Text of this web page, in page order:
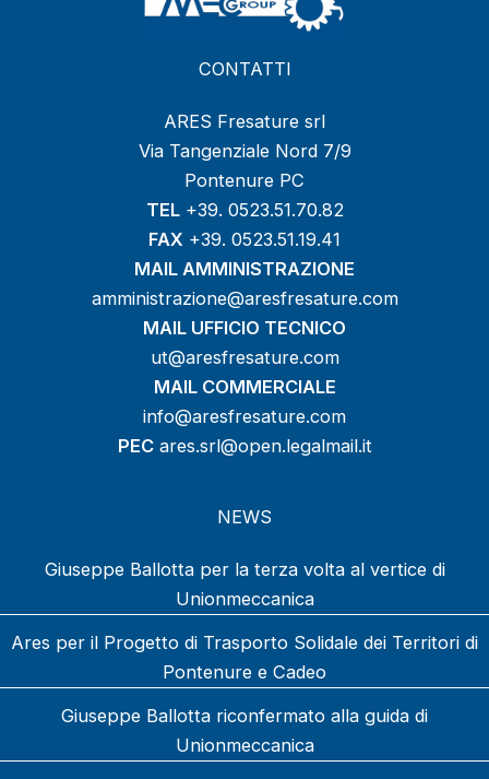
CONTATTI
ARES Fresature srl
Via Tangenziale Nord 7/9
Pontenure PC
TEL+39. 0523.51.70.82
FAX +39. 0523.51.19.41
MAIL AMMINISTRAZIONE
amministrazione@aresfresature.com
MAIL UFFICIO TECNICO
ut@aresfresature.com
MAIL COMMERCIALE
info@aresfresature.com
PECares.srl@open.legalmail.it
NEWS
Giuseppe Ballotta per la terza volta al vertice di
Unionmeccanica
Ares per il Progetto di Trasporto Solidale dei Territori di
Pontenure e Cadeo
Giuseppe Ballotta riconfermato alla guida di
Unionmeccanica